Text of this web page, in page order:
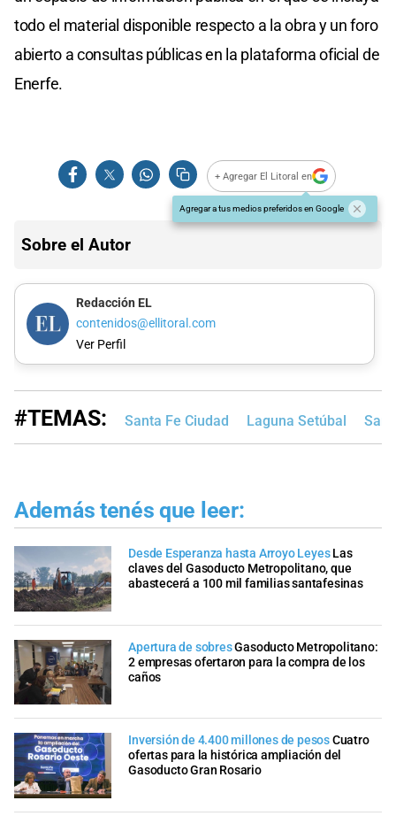
todo el material disponible respecto a la obra y un foro
abierto a consultas públicas en la plataforma oficial de
Enerfe.
+ Agregar El Litoral en
Agregar a tus medios preferidos en Google
Sobre el Autor
Redacción EL
contenidos@ellitoral.com
Ver Perfil
#TEMAS: Santa Fe Ciudad Laguna Setúbal San
Además tenés que leer:
Desde Esperanza hasta Arroyo Leyes Las
claves del Gasoducto Metropolitano, que
abastecerá a 100 mil familias santafesinas
Apertura de sobresGasoducto Metropolitano:
2 empresas ofertaron para la compra de los
caños
Inversión de 4.400 millones de pesosCuatro
ofertas para la histórica ampliación del
Gasoducto Gran Rosario